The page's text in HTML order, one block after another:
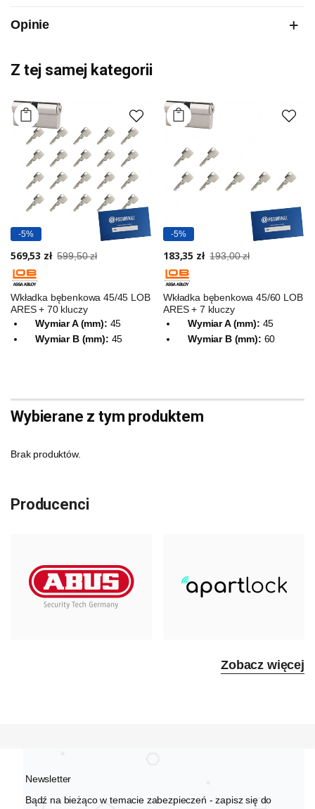
Opinie
Z tej samej kategorii
-5%
569,53 zł 599,50 zł
Wkładka bębenkowa 45/45 LOB
ARES + 70 kluczy
Wymiar A (mm): 45
Wymiar B (mm): 45
-5%
183,35 zł 193,00 zł
Wkładka bębenkowa 45/60 LOB
ARES + 7 kluczy
Wymiar A (mm): 45
Wymiar B (mm): 60
Wybierane z tym produktem
Brak produktów.
Producenci
Zobacz więcej
Newsletter
Bądź na bieżąco w temacie zabezpieczeń - zapisz się do